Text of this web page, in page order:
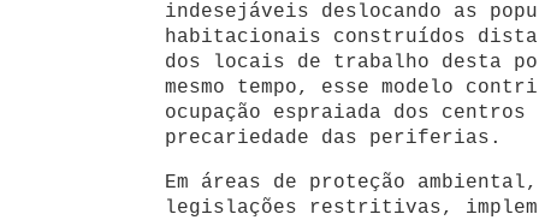
indesejáveis deslocando as
habitacionais construídos
dos locais de trabalho desta
mesmo tempo, esse modelo
ocupação espraiada dos centros
precariedade das periferias.
Em áreas de proteção
legislações restritivas,